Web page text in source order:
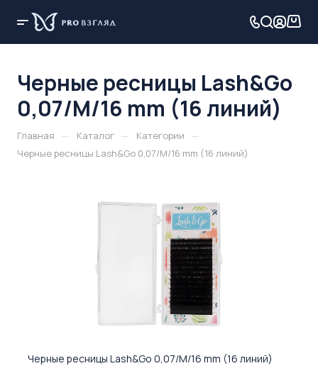
Черные ресницы Lash&Go
0,07/M/16 mm (16 линий)
Главная — Каталог — Категории —
Черные ресницы Lash&Go 0,07/M/16 mm (16 линий)
Черные ресницы Lash&Go 0,07/M/16 mm (16 линий)